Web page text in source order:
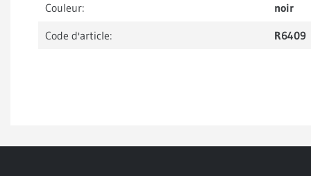
Couleur:
noir
Code d'article:
R6409